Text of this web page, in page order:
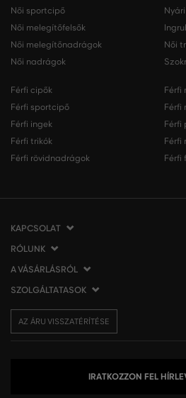
Női sportcipő
Női melegítőfelsők
Női melegítőnadrágok
Női nadrágok
Női
Férfi cipők
Férfi sportcipő
Férfi ingek
Férfi trikók
Férfi rövidnadrágok
Férfi
Férfi
Férfi
Férfi
Férfi
KAPCSOLAT
VERMONT Services Slovakia s. r. o.
Vlčie hrdlo 53
821 07 Bratislava
tel.: 06 1 901 1901
info@eshopgant.hu
RÓLUNK
Cégünkről
Elérhetőség
Affiliate
A VÁSÁRLÁSRÓL
A vásárlás menete
Általános szerződési feltételek
Az áru visszatérítése/visszáru
Személyes adatok kezelése
SZOLGÁLTATASOK
Szállítás és fizetés
AZ ÁRU VISSZATÉRÍTÉSE
IRATKOZZON FEL